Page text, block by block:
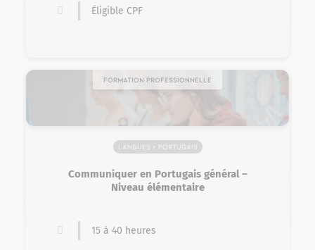
Éligible CPF
Formation professionnelle
Langues > Portugais
Communiquer en Portugais général –
Niveau élémentaire
15 à 40 heures